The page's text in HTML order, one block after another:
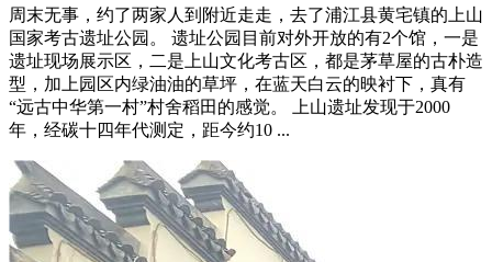
周末无事，约了两家人到附近走走，去了浦江县黄宅镇的上山
国家考古遗址公园。 遗址公园目前对外开放的有2个馆，一是
遗址现场展示区，二是上山文化考古区，都是茅草屋的古朴造
型，加上园区内绿油油的草坪，在蓝天白云的映衬下，真有
“远古中华第一村”村舍稻田的感觉。 上山遗址发现于2000
年，经碳十四年代测定，距今约10 ...